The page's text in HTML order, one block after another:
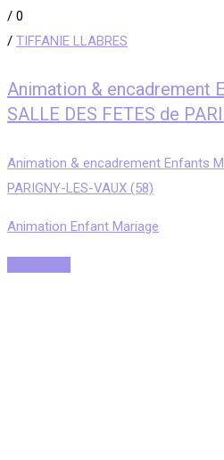
/ 0
/ TIFFANIE LLABRES
Animation & encadrement
SALLE DES FETES de
Animation & encadrement Enfants
PARIGNY-LES-VAUX (58)
Animation Enfant Mariage